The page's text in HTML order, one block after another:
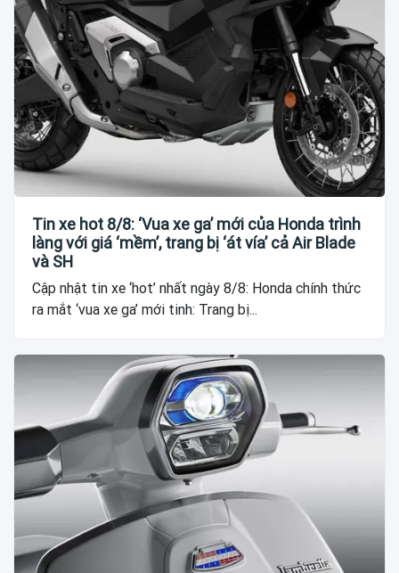
Tin xe hot 8/8: ‘Vua xe ga’ mới của Honda trình
làng với giá ‘mềm’, trang bị ‘át vía’ cả Air Blade
và SH
Cập nhật tin xe ‘hot’ nhất ngày 8/8: Honda chính thức
ra mắt ‘vua xe ga’ mới tinh: Trang bị...